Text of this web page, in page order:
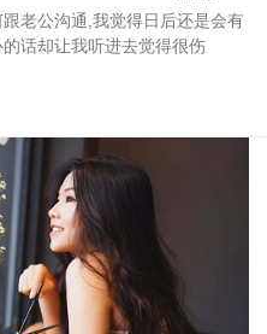
老公沟通,我觉得日后还是会有
话却让我听进去觉得很伤